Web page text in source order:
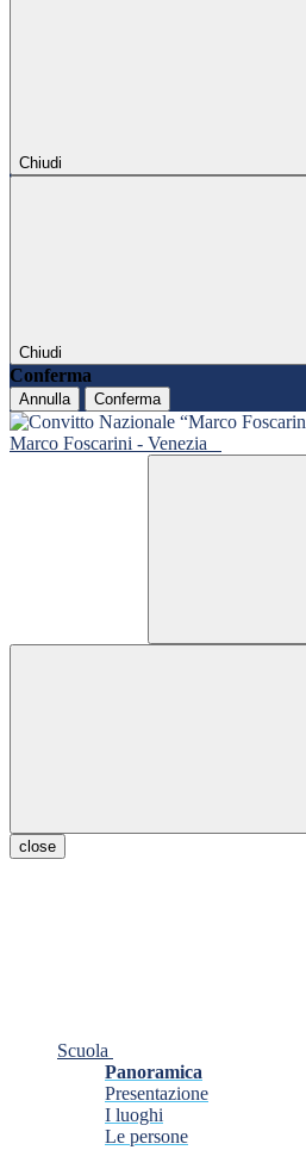
Chiudi
Chiudi
Conferma
Annulla Conferma
Marco Foscarini - Venezia
close
Scuola
Panoramica
Presentazione
I luoghi
Le persone